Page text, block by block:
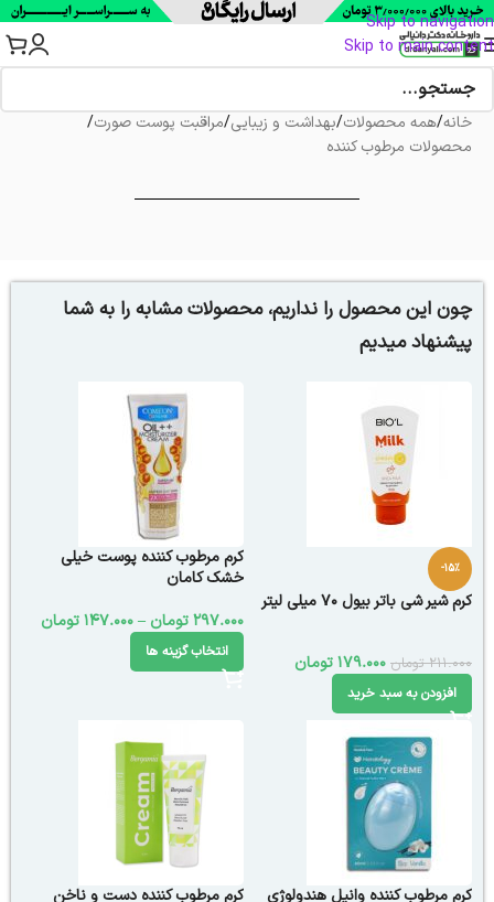
Skip to navigation
Skip to main content
خانه/همه محصولات/بهداشت و زیبایی/مراقبت پوست صورت/
محصولات مرطوب کننده
چون این محصول را نداریم، محصولات مشابه را به شما
پیشنهاد میدیم
-15%
کرم شیر شی باتر بیول 70 میلی لیتر
211.000 تومان 179.000تومان
افزودن به سبد خرید
کرم مرطوب کننده پوست خیلی
خشک کامان
297.000تومان –
147.000تومان
انتخاب گزینه ها
کرم مرطوب کننده وانیل هندولوژی
کرم مرطوب کننده دست و ناخن